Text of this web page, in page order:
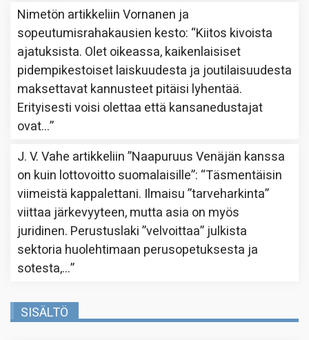
Nimetön artikkeliinVornanen ja
sopeutumisrahakausien kesto: “Kiitos kivoista
ajatuksista. Olet oikeassa, kaikenlaisiset
pidempikestoiset laiskuudesta ja joutilaisuudesta
maksettavat kannusteet pitäisi lyhentää.
Erityisesti voisi olettaa että kansanedustajat
ovat…”
J. V. Vahe artikkeliin”Naapuruus Venäjän kanssa
on kuin lottovoitto suomalaisille”: “Täsmentäisin
viimeistä kappalettani. Ilmaisu ”tarveharkinta”
viittaa järkevyyteen, mutta asia on myös
juridinen. Perustuslaki ”velvoittaa” julkista
sektoria huolehtimaan perusopetuksesta ja
sotesta,…”
SISÄLTÖ